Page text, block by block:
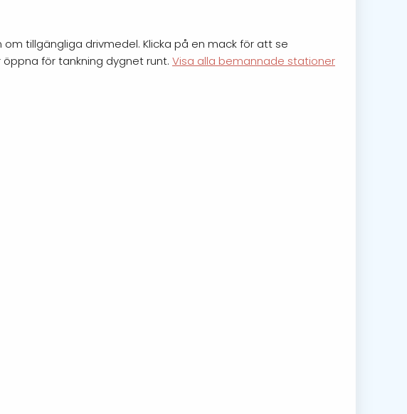
tillgängliga drivmedel. Klicka på en mack för att se
för tankning dygnet runt. Visa alla bemannade stationer